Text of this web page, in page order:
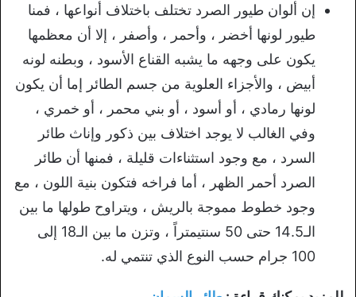
إن ألوان طيور الصرد تختلف باختلاف أنواعها ، فمنا
طيور لونها أخضر ، وأحمر ، وأصفر ، إلا أن معظمها
يكون على وجهه ما يشبه القناع الأسود ، وبطنه لونه
أبيض ، والأجزاء العلوية من جسم الطائر إما أن يكون
لونها رمادي ، أو أسود ، أو بني محمر ، أو خمري ،
وفي الغالب لا يوجد اختلاف بين ذكور وإناث طائر
السرد ، مع وجود استثناءات قليلة ، فمنها أن طائر
الصرد أحمر الظهر ، أما فراخه فتكون بنية اللون ، مع
وجود خطوط مموجة بالريش ، ويتراوح طولها ما بين
الـ14.5 حتى 50 سنتيمتراً ، وتزن ما بين الـ18 إلى
100 جرام حسب النوع الذي تنتمي له.